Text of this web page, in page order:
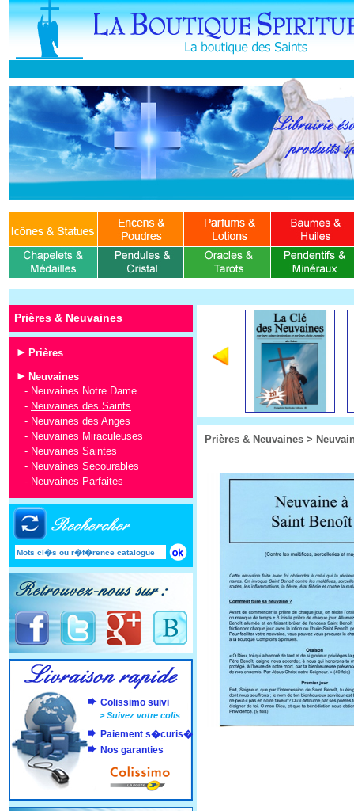
Prières & Neuvaines
Prières
Neuvaines
- Neuvaines Notre Dame
- Neuvaines des Saints
- Neuvaines des Anges
- Neuvaines Miraculeuses
- Neuvaines Saintes
- Neuvaines Secourables
- Neuvaines Parfaites
Colissimo suivi
>Suivez votre colis
Paiement s�curis�
Nos garanties
Prières & Neuvaines >